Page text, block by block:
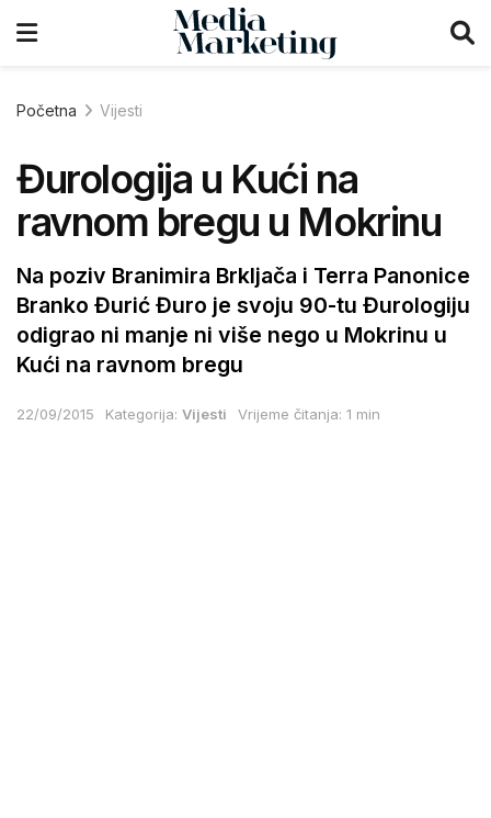
Početna Vijesti
Đurologija u Kući na
ravnom bregu u Mokrinu
Na poziv Branimira Brkljača i Terra Panonice
Branko Đurić Đuro je svoju 90-tu Đurologiju
odigrao ni manje ni više nego u Mokrinu u
Kući na ravnom bregu
22/09/2015 Kategorija: Vijesti Vrijeme čitanja: 1 min